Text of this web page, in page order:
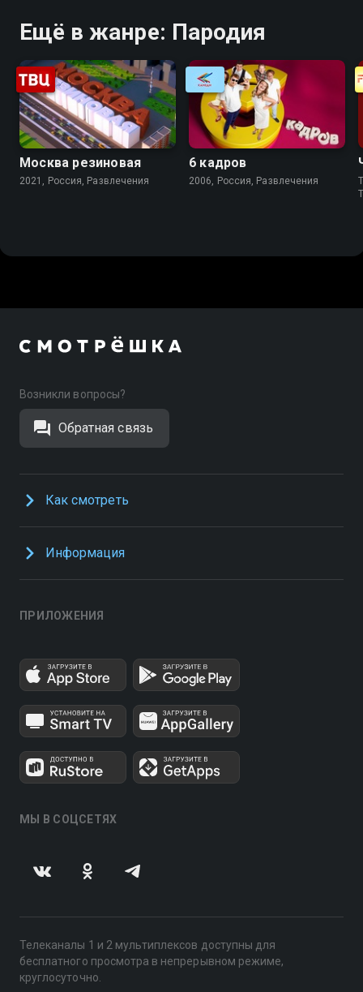
Ещё в жанре: Пародия
Москва резиновая
2021, Россия, Развлечения
6 кадров
2006, Россия, Развлечения
Возникли вопросы?
Обратная связь
Как смотреть
Информация
ПРИЛОЖЕНИЯ
МЫ В СОЦСЕТЯХ
Телеканалы 1 и 2 мультиплексов доступны для
бесплатного просмотра в непрерывном режиме,
круглосуточно.